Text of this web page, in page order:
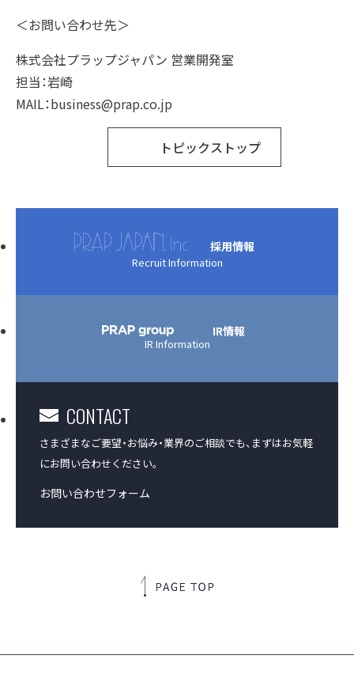
＜お問い合わせ先＞
株式会社プラップジャパン 営業開発室
担当：岩崎
MAIL：business@prap.co.jp
トピックストップ
採用情報
Recruit Information
IR情報
IR Information
CONTACT
さまざまなご要望・お悩み・業界のご相談でも、 まずはお気軽
にお問い合わせください。
お問い合わせフォーム